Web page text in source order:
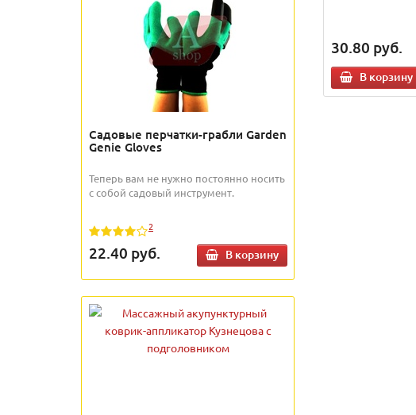
Садовые перчатки-грабли Garden
Genie Gloves
Теперь вам не нужно постоянно носить
с собой садовый инструмент.
2
22.40 руб. В корзину
30.80 руб.
В корзину